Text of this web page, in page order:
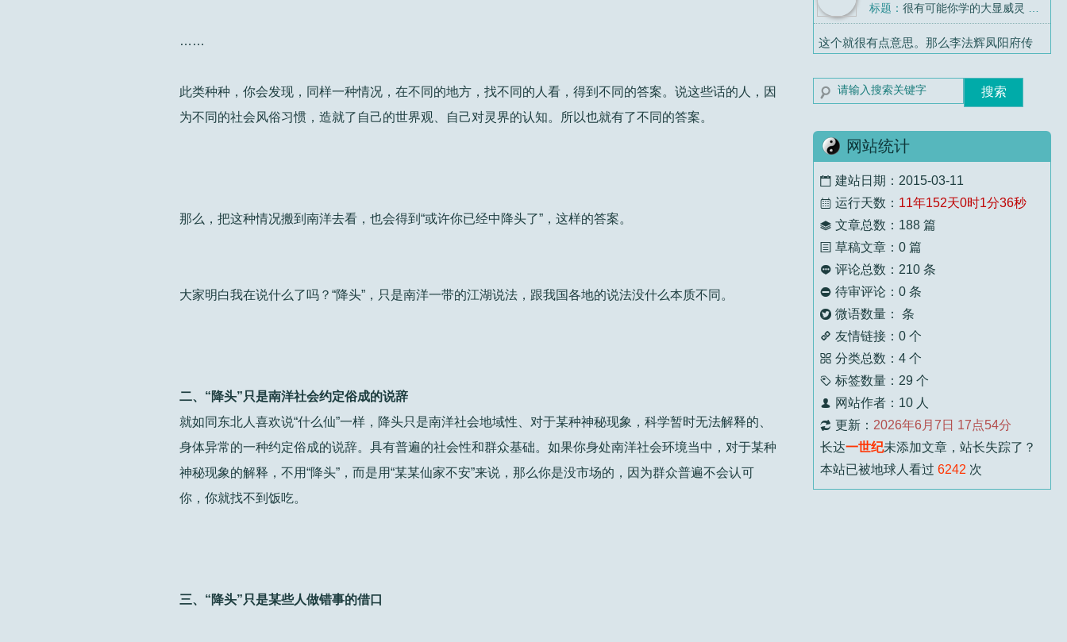
……
此类种种，你会发现，同样一种情况，在不同的地方，找不同的人看，得到不同的答案。说这些话的人，因
为不同的社会风俗习惯，造就了自己的世界观、自己对灵界的认知。所以也就有了不同的答案。
那么，把这种情况搬到南洋去看，也会得到“或许你已经中降头了”，这样的答案。
大家明白我在说什么了吗？“降头”，只是南洋一带的江湖说法，跟我国各地的说法没什么本质不同。
二、“降头”只是南洋社会约定俗成的说辞
就如同东北人喜欢说“什么仙”一样，降头只是南洋社会地域性、对于某种神秘现象，科学暂时无法解释的、
身体异常的一种约定俗成的说辞。具有普遍的社会性和群众基础。如果你身处南洋社会环境当中，对于某种
神秘现象的解释，不用“降头”，而是用“某某仙家不安”来说，那么你是没市场的，因为群众普遍不会认可
你，你就找不到饭吃。
三、“降头”只是某些人做错事的借口
标题： 很有可能你学的大显威灵 最终学了个寂寞
这个就很有点意思。那么李法辉凤阳府传
顾九山
5 个月前
壬师父还是太委婉慈悲了！下次去湛江拜见
师...
顾九山
标题：浅谈六壬法的几种过教方式
老师，晚辈顺走，您慈悲。
顾九山
标题：跟我学习书法需要什么条件？
受...
壬主编
5 个月前
标题：过教的意义
如果你本来就会用，应该可以用。但能用不
网站统计
 建站日期：2015-03-11
 运行天数： 11年152天0时1分37秒
 文章总数：188 篇
 草稿文章：0 篇
 评论总数：210 条
 待审评论：0 条
 微语数量： 条
 友情链接：0 个
 分类总数：4 个
 标签数量：29 个
 网站作者：10 人
 更新： 2026年6月7日 17点54分
长达一世纪未添加文章，站长失踪了？
本站已被地球人看过 6242 次